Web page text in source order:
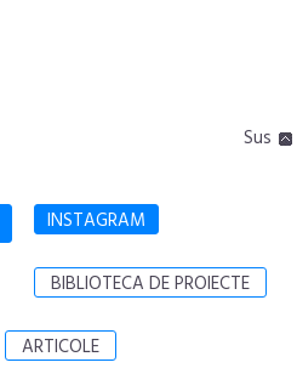
Sus
INSTAGRAM
BIBLIOTECA DE PROIECTE
ARTICOLE